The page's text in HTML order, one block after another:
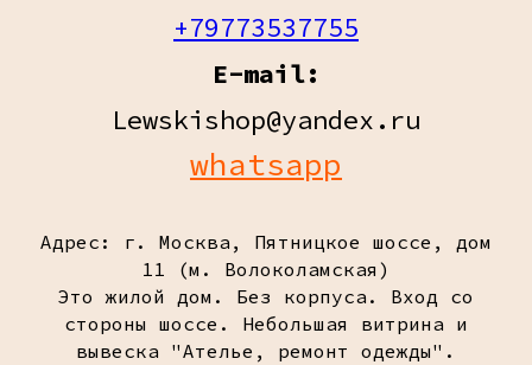
+79773537755
E-mail:
Lewskishop@yandex.ru
whatsapp
Адрес: г. Москва, Пятницкое шоссе, дом
11 (м. Волоколамская)
Это жилой дом. Без корпуса. Вход со
стороны шоссе. Небольшая витрина и
вывеска "Ателье, ремонт одежды".